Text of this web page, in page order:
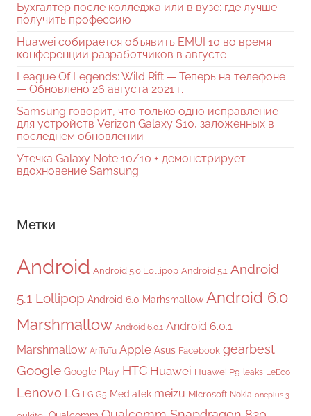
Бухгалтер после колледжа или в вузе: где лучше
получить профессию
Huawei собирается объявить EMUI 10 во время
конференции разработчиков в августе
League Of Legends: Wild Rift — Теперь на телефоне
— Обновлено 26 августа 2021 г.
Samsung говорит, что только одно исправление
для устройств Verizon Galaxy S10, заложенных в
последнем обновлении
Утечка Galaxy Note 10/10 + демонстрирует
вдохновение Samsung
Метки
Android Android 5.0 Lollipop Android 5.1 Android
5.1 Lollipop Android 6.0 Marhsmallow Android 6.0
Marshmallow Android 6.0.1 Android 6.0.1
Marshmallow AnTuTu Apple Asus Facebook gearbest
Google Google Play HTC Huawei Huawei P9 leaks LeEco
Lenovo LG LG G5 MediaTek meizu Microsoft Nokia oneplus 3